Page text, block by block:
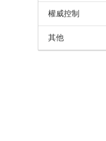
權威控制
其他